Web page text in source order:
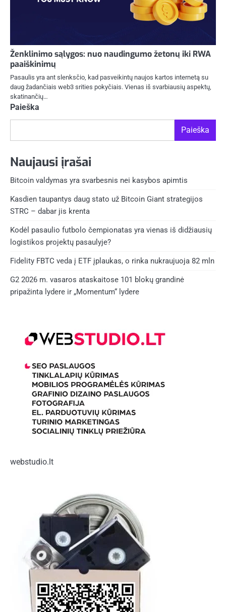
Ženklinimo sąlygos: nuo naudingumo žetonų iki RWA
paaiškinimų
Pasaulis yra ant slenksčio, kad pasveikintų naujos kartos internetą su
daug žadančiais web3 srities pokyčiais. Vienas iš svarbiausių aspektų,
skatinančių…
Paieška
Paieška
Naujausi įrašai
Bitcoin valdymas yra svarbesnis nei kasybos apimtis
Kasdien taupantys daug stato už Bitcoin Giant strategijos
STRC – dabar jis krenta
Kodėl pasaulio futbolo čempionatas yra vienas iš didžiausių
logistikos projektų pasaulyje?
Fidelity FBTC veda į ETF įplaukas, o rinka nukraujuoja 82 mln
G2 2026 m. vasaros ataskaitose 101 blokų grandinė
pripažinta lydere ir „Momentum“ lydere
webstudio.lt